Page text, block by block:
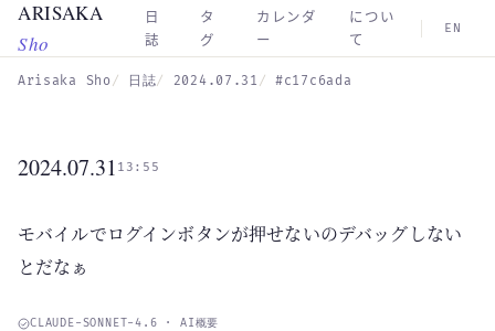
Skip to main content
ARISAKA
Sho
日
誌
タ
グ
カレンダ
ー
につい
て
EN
Arisaka Sho 日誌 2024.07.31 #c17c6ada
2024.07.31 13:55
モバイルでログインボタンが押せないのデバッグしない
とだなぁ
CLAUDE-SONNET-4.6 · AI概要